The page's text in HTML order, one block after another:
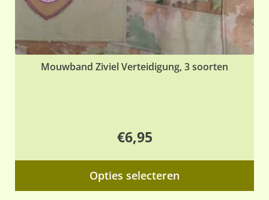
Mouwband Ziviel Verteidigung, 3 soorten
€6,95
Opties selecteren